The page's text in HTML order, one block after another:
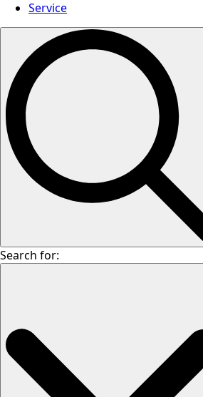
Service
Search for: